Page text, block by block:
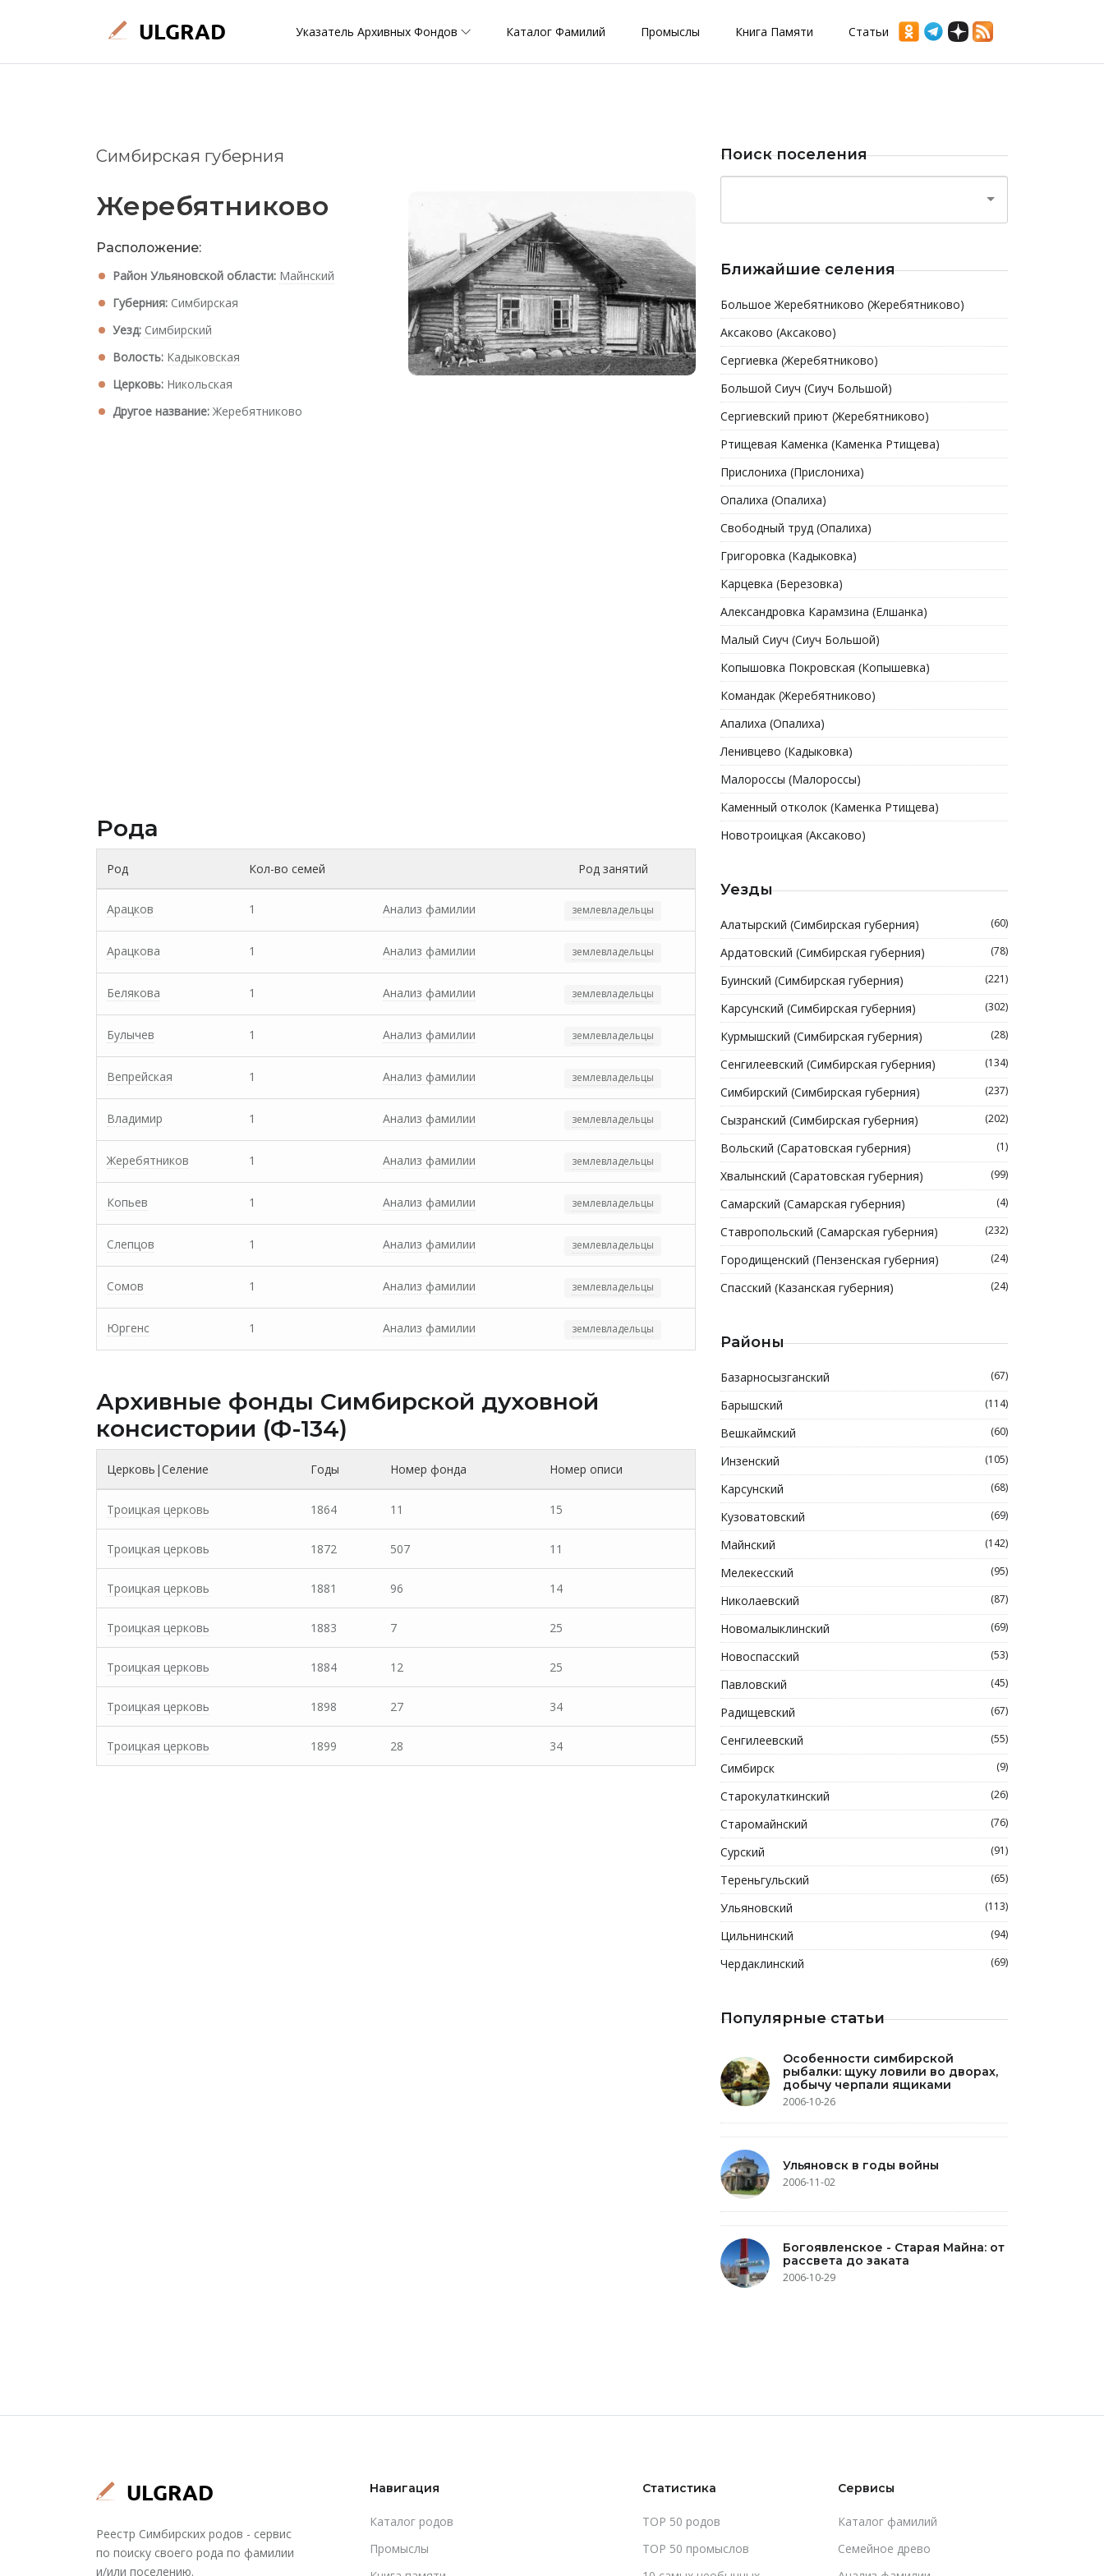
Указатель Архивных Фондов Каталог Фамилий Промыслы Книга Памяти Статьи
Симбирская губерния
Жеребятниково
Расположение:
Район Ульяновской области: Майнский
Губерния: Симбирская
Уезд: Симбирский
Волость: Кадыковская
Церковь: Никольская
Другое название: Жеребятниково
Рода
Род Кол-во семей Род занятий
Арацков 1 Анализ фамилии землевладельцы
Арацкова 1 Анализ фамилии землевладельцы
Белякова 1 Анализ фамилии землевладельцы
Булычев 1 Анализ фамилии землевладельцы
Вепрейская 1 Анализ фамилии землевладельцы
Владимир 1 Анализ фамилии землевладельцы
Жеребятников 1 Анализ фамилии землевладельцы
Копьев 1 Анализ фамилии землевладельцы
Слепцов 1 Анализ фамилии землевладельцы
Сомов 1 Анализ фамилии землевладельцы
Юргенс 1 Анализ фамилии землевладельцы
Архивные фонды Cимбирской духовной
консистории (Ф-134)
Церковь|Селение Годы Номер фонда Номер описи
Троицкая церковь 1864 11 15
Троицкая церковь 1872 507 11
Троицкая церковь 1881 96 14
Троицкая церковь 1883 7 25
Троицкая церковь 1884 12 25
Троицкая церковь 1898 27 34
Троицкая церковь 1899 28 34
Поиск поселения
Ближайшие селения
Большое Жеребятниково (Жеребятниково)
Аксаково (Аксаково)
Сергиевка (Жеребятниково)
Большой Сиуч (Сиуч Большой)
Сергиевский приют (Жеребятниково)
Ртищевая Каменка (Каменка Ртищева)
Прислониха (Прислониха)
Опалиха (Опалиха)
Свободный труд (Опалиха)
Григоровка (Кадыковка)
Карцевка (Березовка)
Александровка Карамзина (Елшанка)
Малый Сиуч (Сиуч Большой)
Копышовка Покровская (Копышевка)
Командак (Жеребятниково)
Апалиха (Опалиха)
Ленивцево (Кадыковка)
Малороссы (Малороссы)
Каменный отколок (Каменка Ртищева)
Новотроицкая (Аксаково)
Уезды
Алатырский (Симбирская губерния) (60)
Ардатовский (Симбирская губерния) (78)
Буинский (Симбирская губерния) (221)
Карсунский (Симбирская губерния) (302)
Курмышский (Симбирская губерния) (28)
Сенгилеевский (Симбирская губерния) (134)
Симбирский (Симбирская губерния) (237)
Сызранский (Симбирская губерния) (202)
Вольский (Саратовская губерния) (1)
Хвалынский (Саратовская губерния) (99)
Самарский (Самарская губерния) (4)
Ставропольский (Самарская губерния) (232)
Городищенский (Пензенская губерния) (24)
Спасский (Казанская губерния) (24)
Районы
Базарносызганский (67)
Барышский (114)
Вешкаймский (60)
Инзенский (105)
Карсунский (68)
Кузоватовский (69)
Майнский (142)
Мелекесский (95)
Николаевский (87)
Новомалыклинский (69)
Новоспасский (53)
Павловский (45)
Радищевский (67)
Сенгилеевский (55)
Симбирск (9)
Старокулаткинский (26)
Старомайнский (76)
Сурский (91)
Тереньгульский (65)
Ульяновский (113)
Цильнинский (94)
Чердаклинский (69)
Популярные статьи
Особенности симбирской
рыбалки: щуку ловили во дворах,
добычу черпали ящиками
2006-10-26
Ульяновск в годы войны
2006-11-02
Богоявленское - Старая Майна: от
рассвета до заката
2006-10-29
Реестр Симбирских родов - сервис
по поиску своего рода по фамилии
и/или поселению.
Навигация
Каталог родов
Промыслы
Статистика
TOP 50 родов
TOP 50 промыслов
Сервисы
Каталог фамилий
Cемейное древо